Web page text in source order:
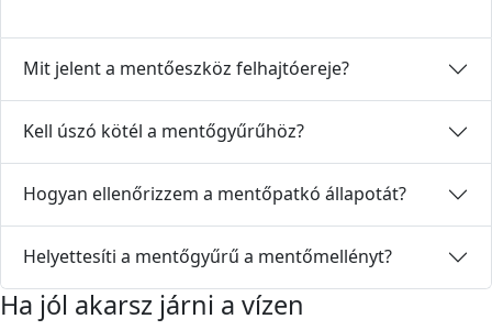
Mit jelent a mentőeszköz felhajtóereje?
Kell úszó kötél a mentőgyűrűhöz?
Hogyan ellenőrizzem a mentőpatkó állapotát?
Helyettesíti a mentőgyűrű a mentőmellényt?
Ha jól akarsz járni a vízen